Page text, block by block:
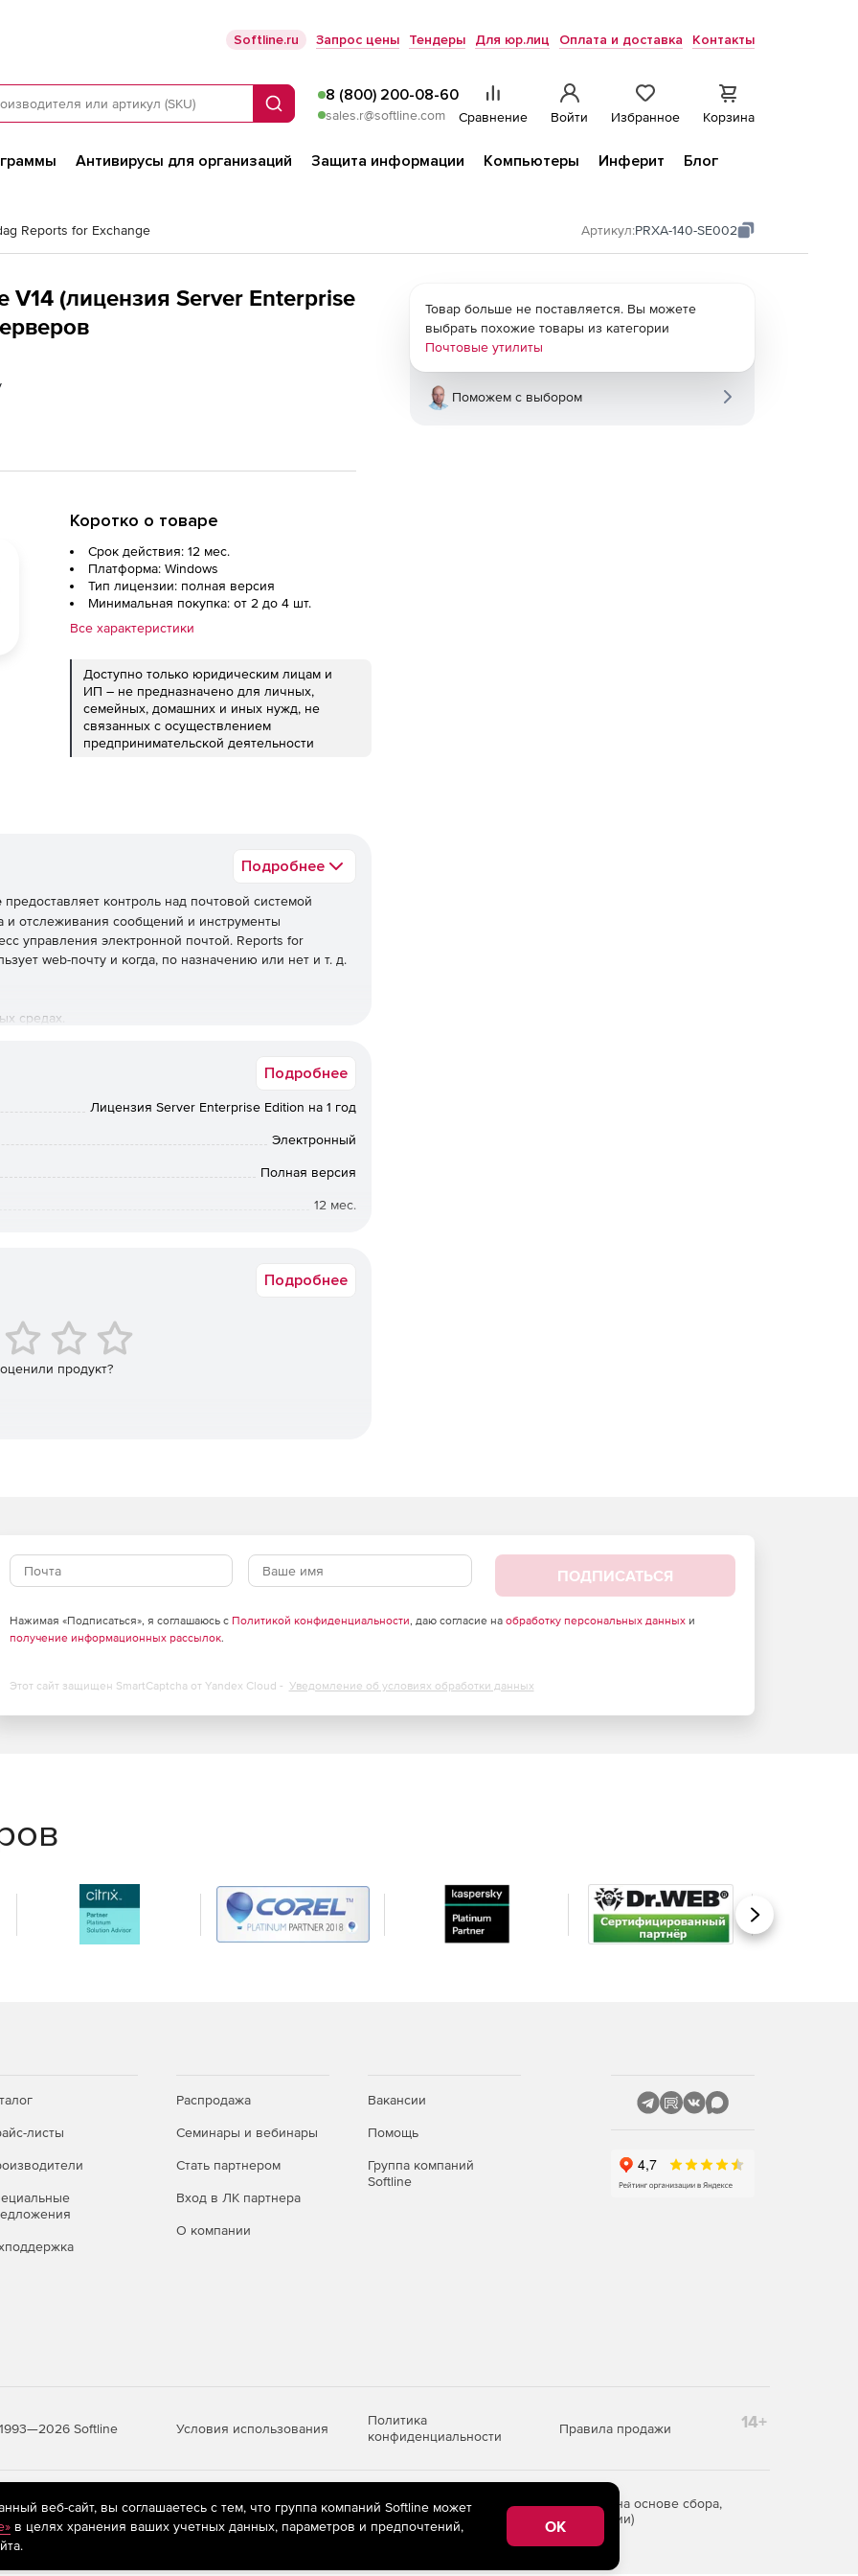
Softline.ru Запрос цены Тендеры Для юр.лиц Оплата и доставка Контакты
Поиск
8 (800) 200-08-60
sales.r@softline.com Сравнение Войти Избранное Корзина
Антивирусы для организаций Защита информации Компьютеры Инферит
Блог
Reports for Exchange Артикул:PRXA-140-SE002
V14 (лицензия Server Enterprise
Коротко о товаре
Срок действия: 12 мес.
Платформа: Windows
Тип лицензии: полная версия
Минимальная покупка: от 2 до 4 шт.
Все характеристики
Доступно только юридическим лицам и
ИП – не предназначено для личных,
семейных, домашних и иных нужд, не
связанных с осуществлением
предпринимательской деятельности
Подробнее
предоставляет контроль над почтовой системой
и отслеживания сообщений и инструменты
управления электронной почтой. Reports for
web-почту и когда, по назначению или нет и т. д.
средах.
почты и потребностей.
почте, опубликованы в общей папке, на веб-сайте
доступа с помощью меню «Избранное».
Подробнее
Лицензия Server Enterprise Edition на 1 год
Электронный
Полная версия
12 мес.
Подробнее
продукт?
Товар больше не поставляется. Вы можете
выбрать похожие товары из категории
Почтовые утилиты
Поможем с выбором
ПОДПИСАТЬСЯ
Нажимая «Подписаться», я соглашаюсь с Политикой конфиденциальности, даю согласие на обработку персональных данныхи
получение информационных рассылок.
Этот сайт защищен SmartCaptcha от Yandex Cloud - Уведомление об условиях обработки данных
Вперед
листы
Распродажа
Семинары и вебинары
Стать партнером
Вход в ЛК партнера
О компании
Вакансии
Помощь
Группа компаний
Softline
Softline Условия использования
Политика
конфиденциальности
Правила продажи 14+
рекомендательные технологии(информационные технологии предоставления информации на основе сбора,
пользователей сети «Интернет», находящихся на территории Российской Федерации)
веб-сайт, вы соглашаетесь с тем, что группа компаний Softline может
в целях хранения ваших учетных данных, параметров и предпочтений,
OK